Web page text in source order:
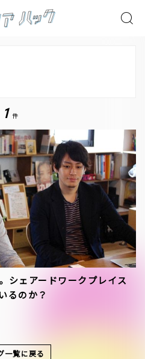
1 件
シェアードワークプレイス
るのか？
一覧に戻る